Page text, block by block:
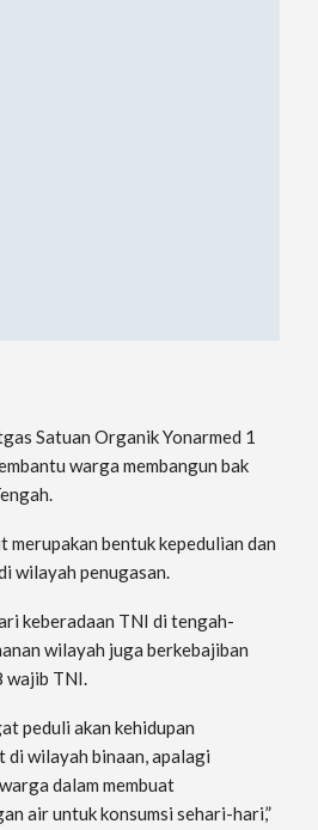
Satuan Organik Yonarmed 1
warga membangun bak
bentuk kepedulian dan
wilayah penugasan.
keberadaan TNI di tengah-
wilayah juga berkebajiban
wajib TNI.
peduli akan kehidupan
di wilayah binaan, apalagi
dalam membuat
air untuk konsumsi sehari-hari,”